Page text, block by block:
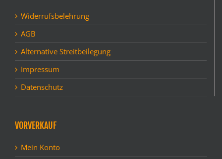
Widerrufsbelehrung
AGB
Alternative Streitbeilegung
Impressum
Datenschutz
VORVERKAUF
Mein Konto